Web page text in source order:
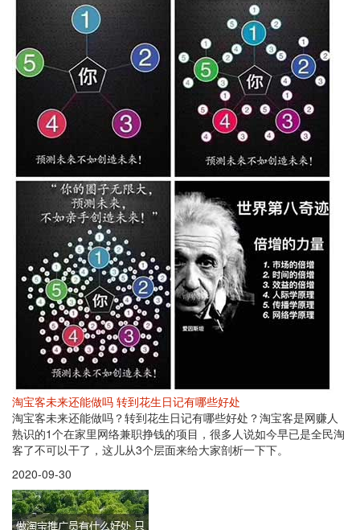
淘宝客未来还能做吗 转到花生日记有哪些好处
淘宝客未来还能做吗？转到花生日记有哪些好处？淘宝客是网赚人
熟识的1个在家里网络兼职挣钱的项目，很多人说如今早已是全民淘
客了不可以干了，这儿从3个层面来给大家剖析一下下。
2020-09-30